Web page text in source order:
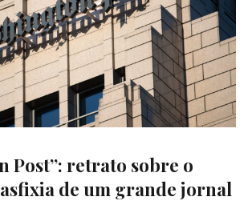
Post”: retrato sobre o
de um grande jornal